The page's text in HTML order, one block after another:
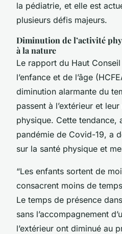
la pédiatrie, et elle est
plusieurs défis majeurs.
Diminution de l’activité
à la nature
Le rapport du Haut
l’enfance et de l’âge
diminution alarmante du
passent à l’extérieur et
physique. Cette tendance,
pandémie de Covid-19, a
sur la santé physique et
“Les enfants sortent de
consacrent moins de
Le temps de présence
sans l’accompagnement
l’extérieur ont diminué au